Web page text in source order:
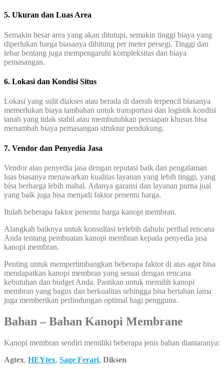
5. Ukuran dan Luas Area
Semakin besar area yang akan ditutupi, semakin tinggi biaya yang
diperlukan harga biasanya dihitung per meter persegi. Tinggi dan
lebar bentang juga mempengaruhi kompleksitas dan biaya
pemasangan.
6. Lokasi dan Kondisi Situs
Lokasi yang sulit diakses atau berada di daerah terpencil biasanya
memerlukan biaya tambahan untuk transportasi dan logistik kondisi
tanah yang tidak stabil atau membutuhkan persiapan khusus bisa
menambah biaya pemasangan struktur pendukung.
7. Vendor dan Penyedia Jasa
Vendor atau penyedia jasa dengan reputasi baik dan pengalaman
luas biasanya menawarkan kualitas layanan yang lebih tinggi, yang
bisa berharga lebih mahal. Adanya garansi dan layanan purna jual
yang baik juga bisa menjadi faktor penentu harga.
Itulah beberapa faktor penentu harga kanopi membran.
Alangkah baiknya untuk konsultasi terlebih dahulu perihal rencana
Anda tentang pembuatan kanopi membran kepada penyedia jasa
kanopi membran.
Penting untuk mempertimbangkan beberapa faktor di atas agar bisa
mendapatkan kanopi membran yang sesuai dengan rencana
kebutuhan dan budget Anda. Pastikan untuk memilih kanopi
membran yang bagus dan berkualitas sehingga bisa bertahan lama
juga memberikan perlindungan optimal bagi pengguna.
Bahan – Bahan Kanopi Membrane
Kanopi membran sendiri memiliki beberapa jenis bahan diantaranya:
Agtex, HEYtex, Sage Ferari, Diksen